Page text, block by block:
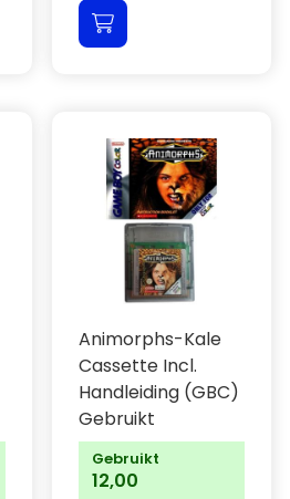
Animorphs-Kale
Cassette Incl.
Handleiding (GBC)
Gebruikt
Gebruikt
12,00